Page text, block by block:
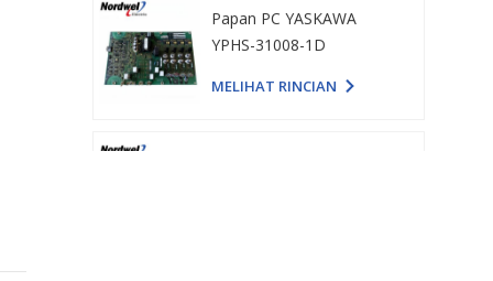
Papan daya Schneider
PN658743P4
MELIHAT RINCIAN